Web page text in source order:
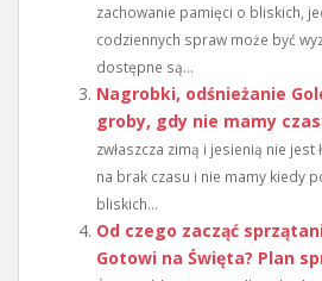
zachowanie pamięci o bliskich,
codziennych spraw może być
dostępne są...
Nagrobki, odśnieżanie
groby, gdy nie mamy
zwłaszcza zimą i jesienią nie jest
na brak czasu i nie mamy kiedy
bliskich...
Od czego zacząć
Gotowi na Święta? Plan